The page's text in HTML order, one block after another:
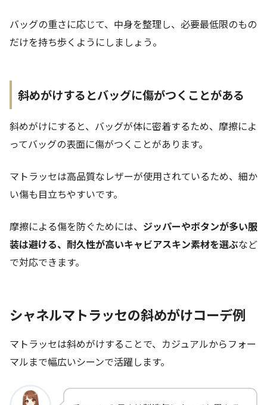
バッグの重さに応じて、中身を整理し、必要最低限のもの
だけを持ち歩くようにしましょう​。
斜めがけするとバッグに傷がつくことがある
斜めがけにすると、バッグが体に密着するため、摩擦によ
ってバッグの表面に傷がつくことがあります。
マトラッセは高品質なレザーが使用されているため、細か
い傷も目立ちやすいです。
摩擦による傷を防ぐためには、 ジッパーやボタンが多い服
装は避ける、耐久性が高いキャビアスキン素材を選ぶなど
で対応できます。
シャネルマトラッセの斜めがけコーデ例
マトラッセは斜めがけすることで、カジュアルからフォー
マルまで幅広いシーンで活躍します。